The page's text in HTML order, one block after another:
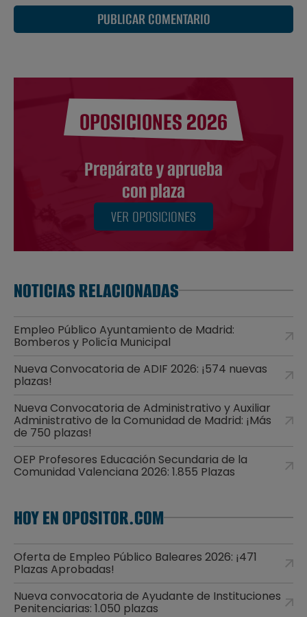
PUBLICAR COMENTARIO
OPOSICIONES 2026
Prepárate y aprueba
con plaza
VER OPOSICIONES
NOTICIAS RELACIONADAS
Empleo Público Ayuntamiento de Madrid:
Bomberos y Policía Municipal
Nueva Convocatoria de ADIF 2026: ¡574 nuevas
plazas!
Nueva Convocatoria de Administrativo y Auxiliar
Administrativo de la Comunidad de Madrid: ¡Más
de 750 plazas!
OEP Profesores Educación Secundaria de la
Comunidad Valenciana 2026: 1.855 Plazas
HOY EN OPOSITOR.COM
Oferta de Empleo Público Baleares 2026: ¡471
Plazas Aprobadas!
Nueva convocatoria de Ayudante de Instituciones
Penitenciarias: 1.050 plazas